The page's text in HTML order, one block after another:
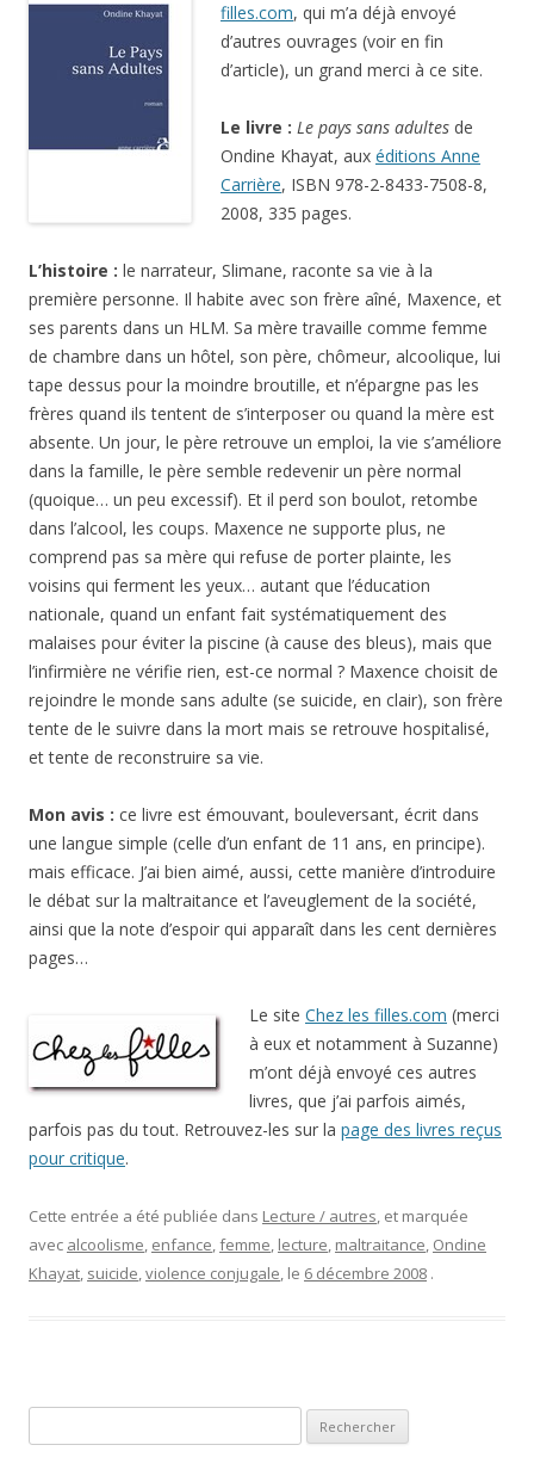
filles.com, qui m’a déjà envoyé
d’autres ouvrages (voir en fin
d’article), un grand merci à ce site.
Le livre : Le pays sans adultes de
Ondine Khayat, aux éditions Anne
Carrière, ISBN 978-2-8433-7508-8,
2008, 335 pages.
L’histoire : le narrateur, Slimane, raconte sa vie à la
première personne. Il habite avec son frère aîné, Maxence, et
ses parents dans un HLM. Sa mère travaille comme femme
de chambre dans un hôtel, son père, chômeur, alcoolique, lui
tape dessus pour la moindre broutille, et n’épargne pas les
frères quand ils tentent de s’interposer ou quand la mère est
absente. Un jour, le père retrouve un emploi, la vie s’améliore
dans la famille, le père semble redevenir un père normal
(quoique… un peu excessif). Et il perd son boulot, retombe
dans l’alcool, les coups. Maxence ne supporte plus, ne
comprend pas sa mère qui refuse de porter plainte, les
voisins qui ferment les yeux… autant que l’éducation
nationale, quand un enfant fait systématiquement des
malaises pour éviter la piscine (à cause des bleus), mais que
l’infirmière ne vérifie rien, est-ce normal ? Maxence choisit de
rejoindre le monde sans adulte (se suicide, en clair), son frère
tente de le suivre dans la mort mais se retrouve hospitalisé,
et tente de reconstruire sa vie.
Mon avis : ce livre est émouvant, bouleversant, écrit dans
une langue simple (celle d’un enfant de 11 ans, en principe).
mais efficace. J’ai bien aimé, aussi, cette manière d’introduire
le débat sur la maltraitance et l’aveuglement de la société,
ainsi que la note d’espoir qui apparaît dans les cent dernières
pages…
Le site Chez les filles.com (merci
à eux et notamment à Suzanne)
m’ont déjà envoyé ces autres
livres, que j’ai parfois aimés,
parfois pas du tout. Retrouvez-les sur la page des livres reçus
pour critique.
Cette entrée a été publiée dans Lecture / autres, et marquée
avec alcoolisme, enfance,femme, lecture, maltraitance, Ondine
Khayat, suicide,violence conjugale, le 6 décembre 2008 .